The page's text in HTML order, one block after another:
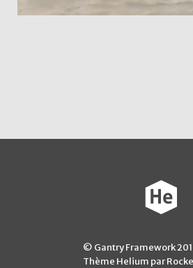
© Gantry Framework
Thème Helium par